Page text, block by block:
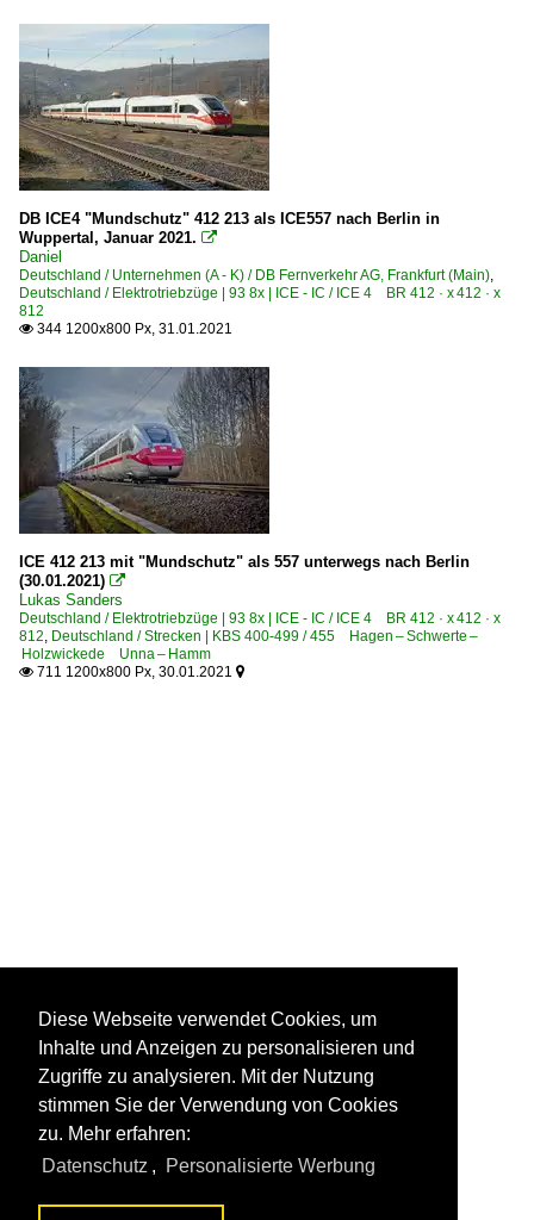
DB ICE4 "Mundschutz" 412 213 als ICE557 nach Berlin in
Wuppertal, Januar 2021. 
Daniel
Deutschland / Unternehmen (A - K) / DB Fernverkehr AG, Frankfurt (Main),
Deutschland / Elektrotriebzüge | 93 8x | ICE - IC / ICE 4 BR 412 · x 412 · x
812
 344 1200x800 Px, 31.01.2021
ICE 412 213 mit "Mundschutz" als 557 unterwegs nach Berlin
(30.01.2021) 
Lukas Sanders
Deutschland / Elektrotriebzüge | 93 8x | ICE - IC / ICE 4 BR 412 · x 412 · x
812, Deutschland / Strecken | KBS 400-499 / 455 Hagen – Schwerte –
Holzwickede Unna – Hamm
 711 1200x800 Px, 30.01.2021 
Diese Webseite verwendet Cookies, um
Inhalte und Anzeigen zu personalisieren und
Zugriffe zu analysieren. Mit der Nutzung
stimmen Sie der Verwendung von Cookies
zu. Mehr erfahren:
Datenschutz , Personalisierte Werbung